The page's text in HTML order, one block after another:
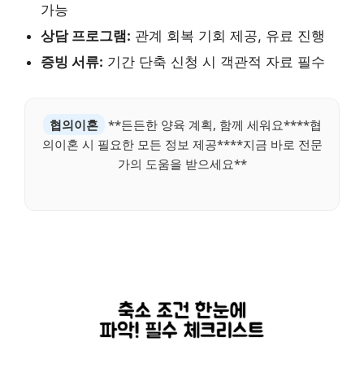
가능
상담 프로그램: 관계 회복 기회 제공, 유료 진행
증빙 서류: 기간 단축 신청 시 객관적 자료 필수
협의이혼
**든든한 양육 계획, 함께 세워요****협
의이혼 시 필요한 모든 정보 제공****지금 바로 전문
가의 도움을 받으세요**